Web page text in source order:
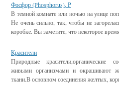
Фосфор (Phosphorus), Р
В темной комнате или ночью на улице
Не очень сильно, так, чтобы не
коробке. Вы заметите, что некоторое
Красители
Природные красители,органические
живыми организмами и окрашивают
ткани.В основном соединения желтых,